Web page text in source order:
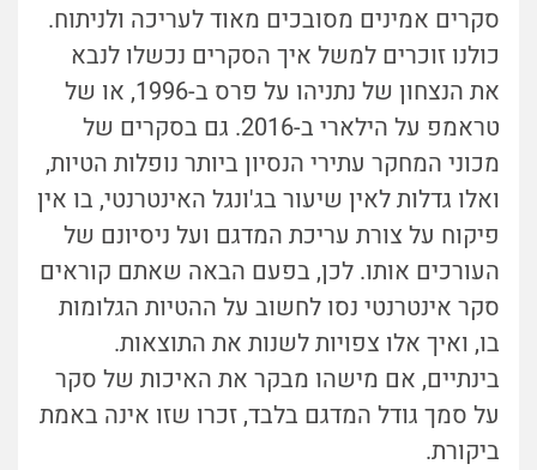
סקרים אמינים מסובכים מאוד לעריכה ולניתוח.
כולנו זוכרים למשל איך הסקרים נכשלו לנבא
את הנצחון של נתניהו על פרס ב-1996, או של
טראמפ על הילארי ב-2016. גם בסקרים של
מכוני המחקר עתירי הנסיון ביותר נופלות הטיות,
ואלו גדלות לאין שיעור בג'ונגל האינטרנטי, בו אין
פיקוח על צורת עריכת המדגם ועל ניסיונם של
העורכים אותו. לכן, בפעם הבאה שאתם קוראים
סקר אינטרנטי נסו לחשוב על ההטיות הגלומות
בו, ואיך אלו צפויות לשנות את התוצאות.
בינתיים, אם מישהו מבקר את האיכות של סקר
על סמך גודל המדגם בלבד, זכרו שזו אינה באמת
ביקורת.